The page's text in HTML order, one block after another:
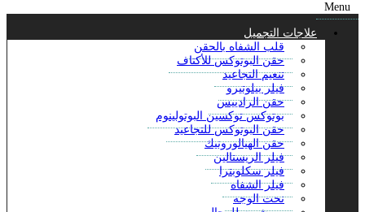
Menu
علاجات التجميل
قلب الشفاه بالحقن
حقن البوتوكس للأكتاف
تنعيم التجاعيد
فيلر بيلوتيرو
حقن الرادييس
بوتوكس توكسين البوتولينوم
حقن البوتوكس للتجاعيد
حقن الهيالورونيك
فيلر الريستالين
فيلر سكلوبترا
فيلر الشفاه
نحت الوجه